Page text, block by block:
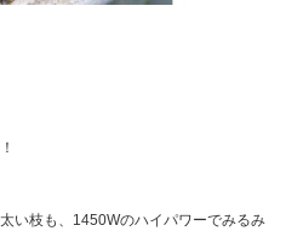
い枝も、1450Wのハイパワーでみるみ